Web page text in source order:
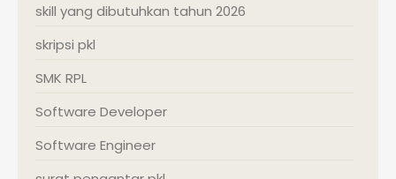
skill yang dibutuhkan tahun 2026
skripsi pkl
SMK RPL
Software Developer
Software Engineer